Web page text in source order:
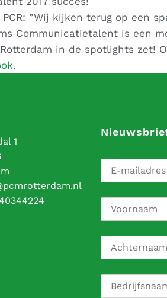
”Wij kijken terug op een
Communicatietalent is een
in de spotlights zet!
.
1